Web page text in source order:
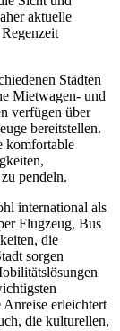
aktuelle
Städten
Mietwagen- und
verfügen über
bereitstellen.
komfortable
pendeln.
international als
Flugzeug, Bus
die
sorgen
Anreise erleichtert
die kulturellen,